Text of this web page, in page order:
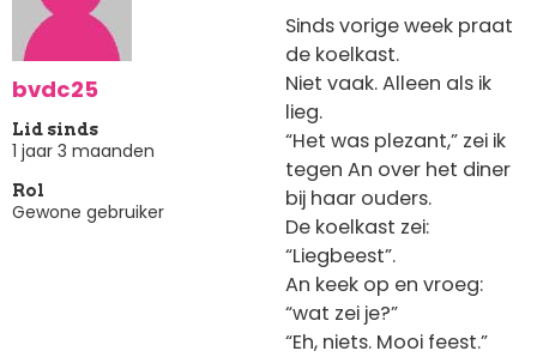
bvdc25
Lid sinds
1 jaar 3 maanden
Rol
Gewone gebruiker
Sinds vorige week praat
de koelkast.
Niet vaak. Alleen als ik
lieg.
“Het was plezant,” zei ik
tegen An over het diner
bij haar ouders.
De koelkast zei:
“Liegbeest”.
An keek op en vroeg:
“wat zei je?”
“Eh, niets. Mooi feest.”